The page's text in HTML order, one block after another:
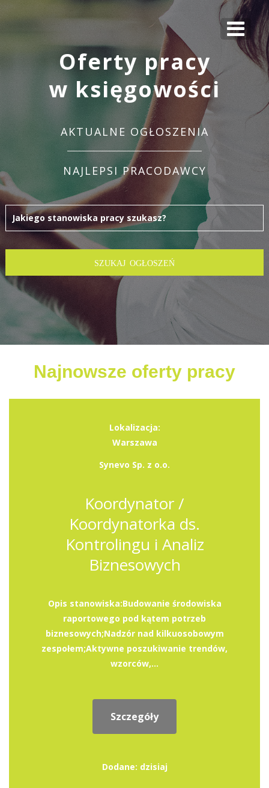
Oferty pracy
w księgowości
AKTUALNE OGŁOSZENIA
NAJLEPSI PRACODAWCY
Najnowsze oferty pracy
Lokalizacja:
Warszawa
Synevo Sp. z o.o.
Koordynator /
Koordynatorka ds.
Kontrolingu i Analiz
Biznesowych
Opis stanowiska:Budowanie środowiska
raportowego pod kątem potrzeb
biznesowych;Nadzór nad kilkuosobowym
zespołem;Aktywne poszukiwanie trendów,
wzorców,...
Szczegóły
Dodane: dzisiaj